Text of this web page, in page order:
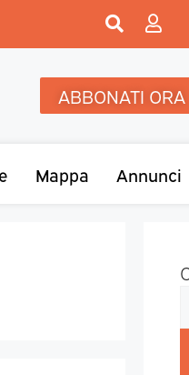
ABBONATI ORA
Mappa Annunci